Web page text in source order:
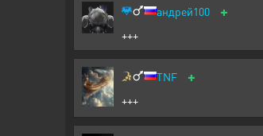
андрей100 +
+++
TNF +
+++